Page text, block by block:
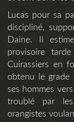
Lucas pour sa
discipliné,
Daine. Il
provisoire
Cuirassiers en
obtenu le grade
ses hommes
troublé par
orangistes